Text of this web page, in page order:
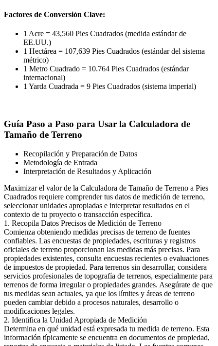
Factores de Conversión Clave:
1 Acre = 43,560 Pies Cuadrados (medida estándar de
EE.UU.)
1 Hectárea = 107,639 Pies Cuadrados (estándar del sistema
métrico)
1 Metro Cuadrado = 10.764 Pies Cuadrados (estándar
internacional)
1 Yarda Cuadrada = 9 Pies Cuadrados (sistema imperial)
Guía Paso a Paso para Usar la Calculadora de
Tamaño de Terreno
Recopilación y Preparación de Datos
Metodología de Entrada
Interpretación de Resultados y Aplicación
Maximizar el valor de la Calculadora de Tamaño de Terreno a Pies
Cuadrados requiere comprender tus datos de medición de terreno,
seleccionar unidades apropiadas e interpretar resultados en el
contexto de tu proyecto o transacción específica.
1. Recopila Datos Precisos de Medición de Terreno
Comienza obteniendo medidas precisas de terreno de fuentes
confiables. Las encuestas de propiedades, escrituras y registros
oficiales de terreno proporcionan las medidas más precisas. Para
propiedades existentes, consulta encuestas recientes o evaluaciones
de impuestos de propiedad. Para terrenos sin desarrollar, considera
servicios profesionales de topografía de terrenos, especialmente para
terrenos de forma irregular o propiedades grandes. Asegúrate de que
tus medidas sean actuales, ya que los límites y áreas de terreno
pueden cambiar debido a procesos naturales, desarrollo o
modificaciones legales.
2. Identifica la Unidad Apropiada de Medición
Determina en qué unidad está expresada tu medida de terreno. Esta
información típicamente se encuentra en documentos de propiedad,